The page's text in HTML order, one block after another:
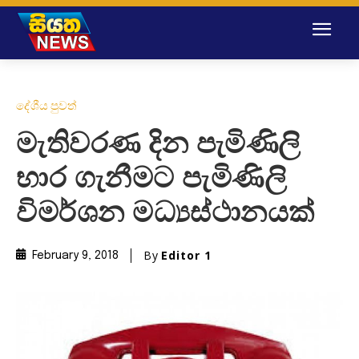
දේශීය පුවත්
මැතිවරණ දින පැමිණිලි
භාර ගැනීමට පැමිණිලි
විමර්ශන මධ්‍යස්ථානයක්
February 9, 2018 By Editor 1